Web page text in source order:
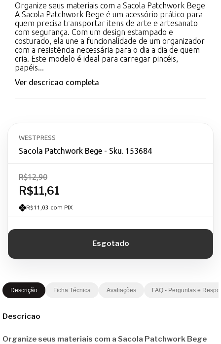
Organize seus materiais com a Sacola Patchwork Bege
A Sacola Patchwork Bege é um acessório prático para
quem precisa transportar itens de arte e artesanato
com segurança. Com um design estampado e
costurado, ela une a funcionalidade de um organizador
com a resistência necessária para o dia a dia de quem
cria. Este modelo é ideal para carregar pincéis,
papéis...
Ver descricao completa
WESTPRESS
Sacola Patchwork Bege - Sku. 153684
R$11,61
R$12,90
R$11,03 com PIX
Descrição Ficha Técnica Avaliações FAQ - Perguntas e
Descricao
Organize seus materiais com a Sacola Patchwork Bege